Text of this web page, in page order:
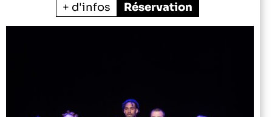
+ d'infos Réservation